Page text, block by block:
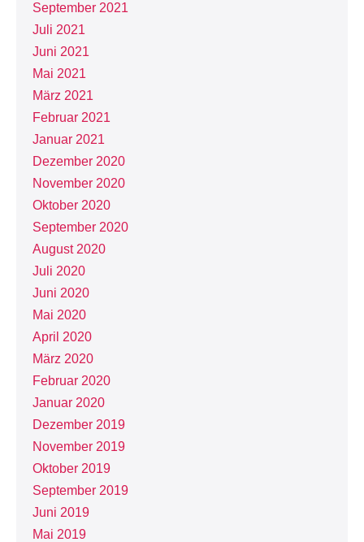
September 2021
Juli 2021
Juni 2021
Mai 2021
März 2021
Februar 2021
Januar 2021
Dezember 2020
November 2020
Oktober 2020
September 2020
August 2020
Juli 2020
Juni 2020
Mai 2020
April 2020
März 2020
Februar 2020
Januar 2020
Dezember 2019
November 2019
Oktober 2019
September 2019
Juni 2019
Mai 2019